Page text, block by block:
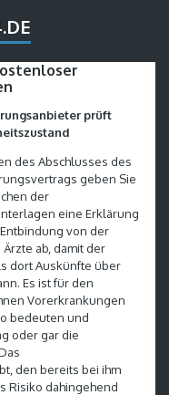
prüft
des Abschlusses des
geben Sie
der
eine Erklärung
von der
ab, damit der
dort Auskünfte über
Es ist für den
Vorerkrankungen
bedeuten und
oder gar die
den bereits bei ihm
Risiko dahingehend